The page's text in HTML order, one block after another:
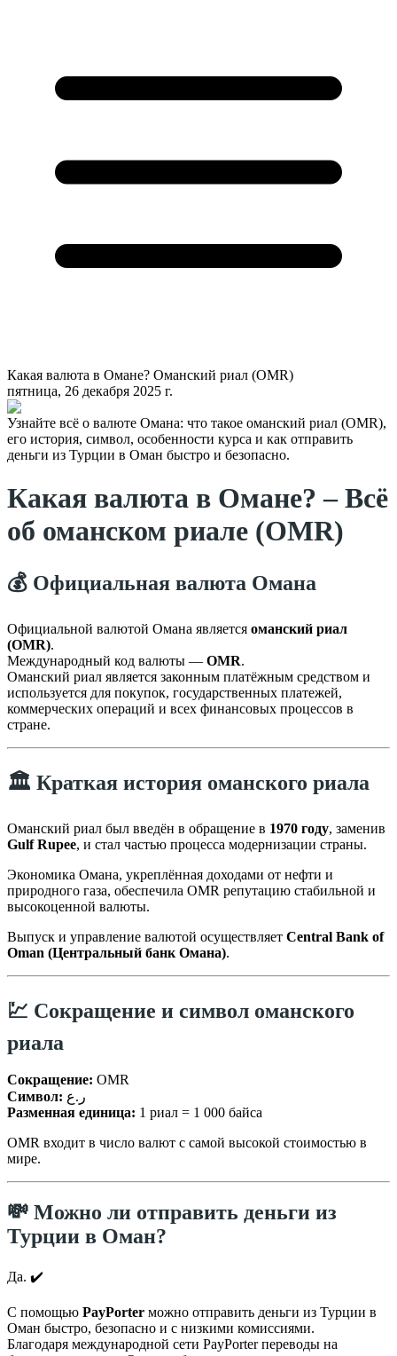
Какая валюта в Омане? Оманский риал (OMR)
пятница, 26 декабря 2025 г.
Узнайте всё о валюте Омана: что такое оманский риал (OMR),
его история, символ, особенности курса и как отправить
деньги из Турции в Оман быстро и безопасно.
Какая валюта в Омане? – Всё
об оманском риале (OMR)
💰 Официальная валюта Омана
Официальной валютой Омана является оманский риал
(OMR).
Международный код валюты — OMR.
Оманский риал является законным платёжным средством и
используется для покупок, государственных платежей,
коммерческих операций и всех финансовых процессов в
стране.
🏛️ Краткая история оманского риала
Оманский риал был введён в обращение в 1970 году, заменив
Gulf Rupee, и стал частью процесса модернизации страны.
Экономика Омана, укреплённая доходами от нефти и
природного газа, обеспечила OMR репутацию стабильной и
высокоценной валюты.
Выпуск и управление валютой осуществляет Central Bank of
Oman (Центральный банк Омана).
💹 Сокращение и символ оманского
риала
Сокращение: OMR
Символ: ر.ع
Разменная единица: 1 риал = 1 000 байса
OMR входит в число валют с самой высокой стоимостью в
мире.
💸 Можно ли отправить деньги из
Турции в Оман?
Да. ✔️
С помощью PayPorter можно отправить деньги из Турции в
Оман быстро, безопасно и с низкими комиссиями.
Благодаря международной сети PayPorter переводы на